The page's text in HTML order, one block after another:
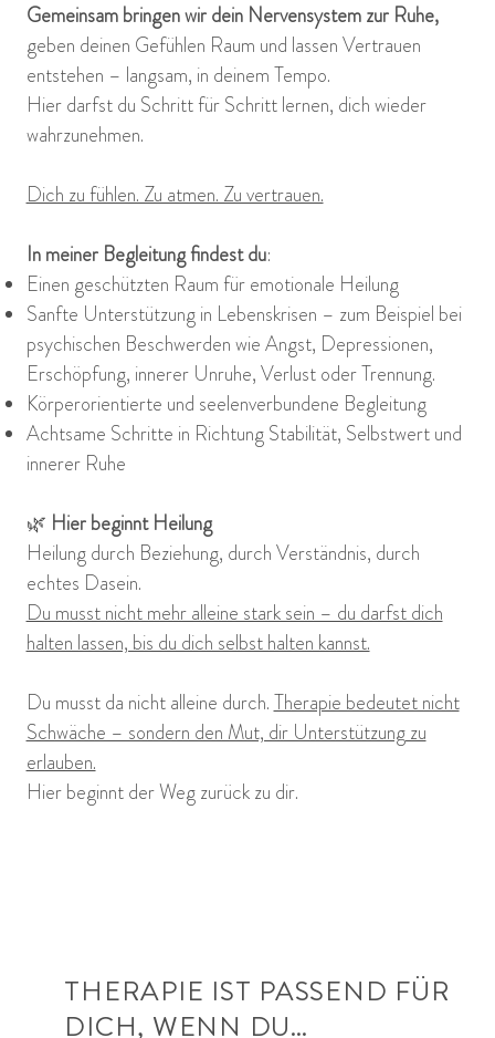
Gemeinsam bringen wir dein Nervensystem zur Ruhe,
geben deinen Gefühlen Raum und lassen Vertrauen
entstehen – langsam, in deinem Tempo.
Hier darfst du Schritt für Schritt lernen, dich wieder
wahrzunehmen.
Dich zu fühlen. Zu atmen. Zu vertrauen.
In meiner Begleitung findest du:
Einen geschützten Raum für emotionale Heilung
Sanfte Unterstützung in Lebenskrisen – zum Beispiel bei
psychischen Beschwerden wie Angst, Depressionen,
Erschöpfung, innerer Unruhe, Verlust oder Trennung.
Körperorientierte und seelenverbundene Begleitung
Achtsame Schritte in Richtung Stabilität, Selbstwert und
innerer Ruhe
🌿 Hier beginnt Heilung
Heilung durch Beziehung, durch Verständnis, durch
echtes Dasein.
Du musst nicht mehr alleine stark sein – du darfst dich
halten lassen, bis du dich selbst halten kannst.
Du musst da nicht alleine durch.Therapie bedeutet nicht
Schwäche – sondern den Mut, dir Unterstützung zu
erlauben.
Hier beginnt der Weg zurück zu dir.
THERAPIE IST PASSEND FÜR
DICH, WENN DU…